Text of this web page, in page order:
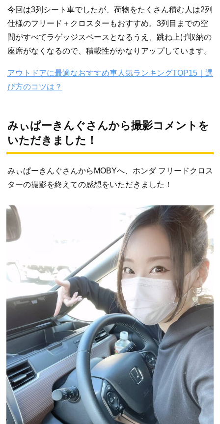
今回は3列シート車でしたが、荷物をたくさん積む人は2列
仕様のフリード＋クロスターもおすすめ。3列目までの空
間がすべてラゲッジスペースとなるうえ、跳ね上げ収納の
座席がなくなるので、積載性がかなりアップしています。
アウトドアに最適なおすすめ車人気ランキングTOP15｜選
び方のコツは？
みぃぱーきんぐさんから撮影コメントを
いただきました！
みぃぱーきんぐさんからMOBYへ、ホンダ フリードクロス
ターの撮影を終えての感想をいただきました！